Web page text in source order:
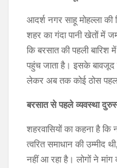
आदर्श नगर साहू मोहल्ला की
शहर का गंदा पानी खेतों में
कि बरसात की पहली बारिश
पहुंच जाता है। इसके
लेकर अब तक कोई ठोस पहल
बरसात से पहले व्यवस्था
शहरवासियों का कहना है
त्वरित समाधान की उम्मीद
नहीं आ रहा है। लोगों ने